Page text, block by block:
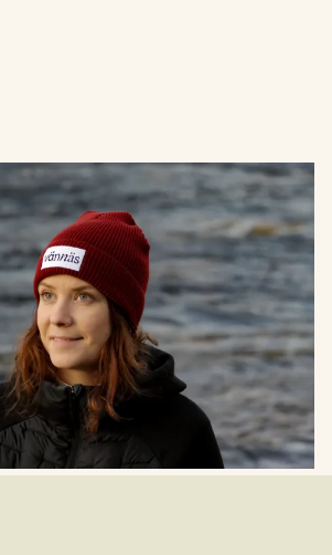
ribbstickad mössa tillverkad i
Med sin uppvikta kant och
mössan perfekt till både vardag